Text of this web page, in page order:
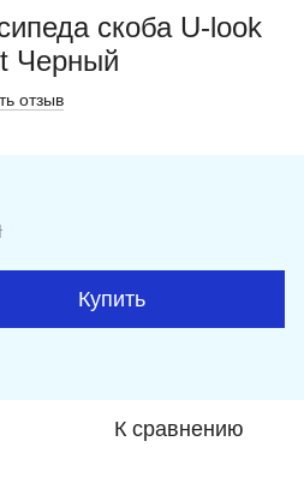
скоба U-look
Черный
отзыв
Купить
К сравнению